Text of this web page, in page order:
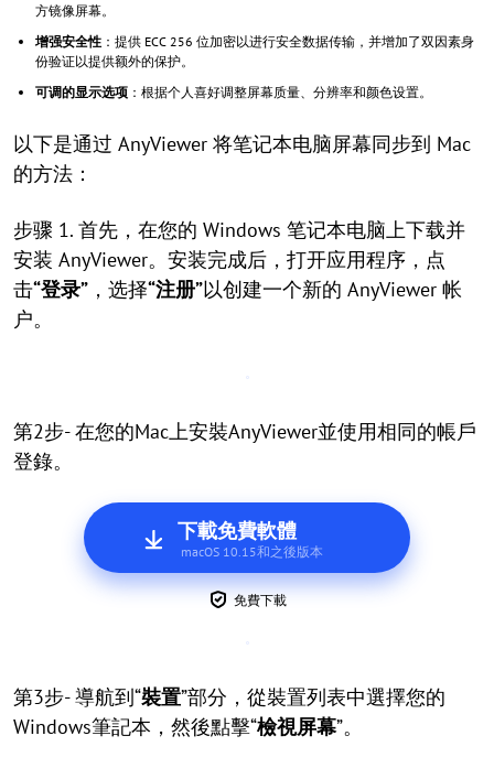
方镜像屏幕。
增强安全性 ：提供 ECC 256 位加密以进行安全数据传输，并增加了双因素身
份验证以提供额外的保护。
可调的显示选项 ：根据个人喜好调整屏幕质量、分辨率和颜色设置。
以下是通过 AnyViewer 将笔记本电脑屏幕同步到 Mac
的方法：
步骤 1. 首先，在您的 Windows 笔记本电脑上下载并
安装 AnyViewer。安装完成后，打开应用程序，点
击“登录” ，选择“注册”以创建一个新的 AnyViewer 帐
户。
第2步- 在您的Mac上安裝AnyViewer並使用相同的帳戶
登錄。
下載免費軟體
macOS 10.15和之後版本
免費下載
第3步- 導航到“裝置”部分，從裝置列表中選擇您的
Windows筆記本，然後點擊“檢視屏幕”。